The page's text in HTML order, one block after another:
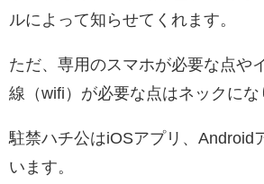
ルによって知らせてくれます。
ただ、専用のスマホが必要な点や
線（wifi）が必要な点はネックにな
駐禁ハチ公はiOSアプリ、Android
います。